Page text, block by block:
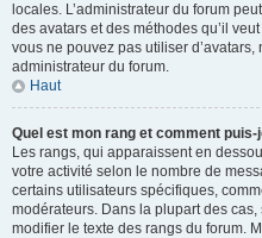
locales. L’administrateur du forum
des avatars et des méthodes qu’il
vous ne pouvez pas utiliser
administrateur du forum.
Haut
Quel est mon rang et comment
Les rangs, qui apparaissent en
votre activité selon le nombre de
certains utilisateurs spécifiques,
modérateurs. Dans la plupart des
modifier le texte des rangs du forum.